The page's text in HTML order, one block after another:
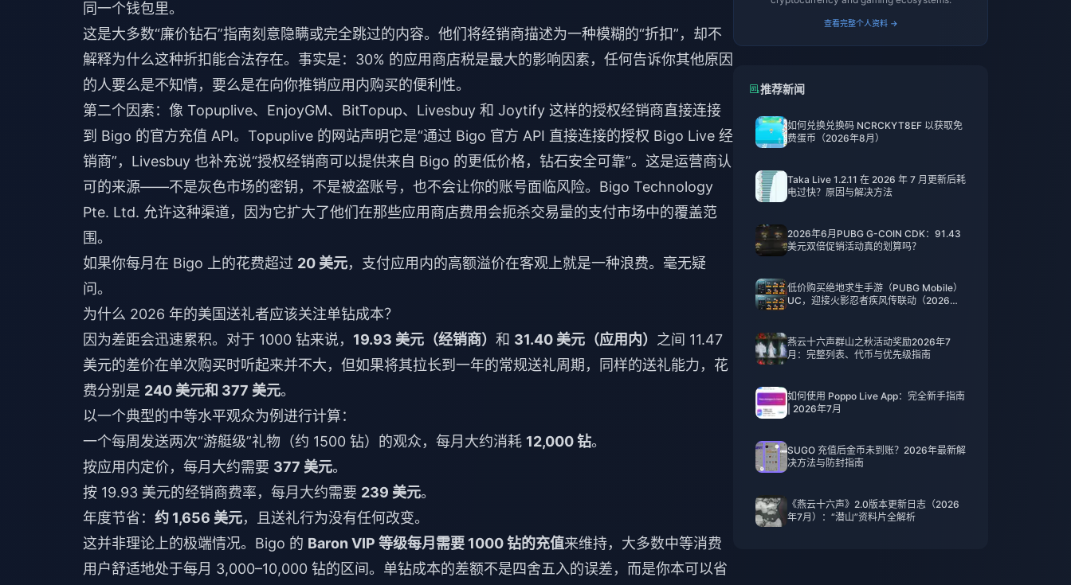
同一个钱包里。
这是大多数“廉价钻石”指南刻意隐瞒或完全跳过的内容。他们将经销商描述为一种模糊的“折扣”，却不
解释为什么这种折扣能合法存在。事实是：30% 的应用商店税是最大的影响因素，任何告诉你其他原因
的人要么是不知情，要么是在向你推销应用内购买的便利性。
第二个因素：像 Topuplive、EnjoyGM、BitTopup、Livesbuy 和 Joytify 这样的授权经销商直接连接
到 Bigo 的官方充值 API。Topuplive 的网站声明它是“通过 Bigo 官方 API 直接连接的授权 Bigo Live 经
销商”，Livesbuy 也补充说“授权经销商可以提供来自 Bigo 的更低价格，钻石安全可靠”。这是运营商认
可的来源——不是灰色市场的密钥，不是被盗账号，也不会让你的账号面临风险。Bigo Technology
Pte. Ltd. 允许这种渠道，因为它扩大了他们在那些应用商店费用会扼杀交易量的支付市场中的覆盖范
围。
如果你每月在 Bigo 上的花费超过 20 美元，支付应用内的高额溢价在客观上就是一种浪费。毫无疑
问。
为什么 2026 年的美国送礼者应该关注单钻成本？
因为差距会迅速累积。对于 1000 钻来说， 19.93 美元（经销商） 和 31.40 美元（应用内） 之间 11.47
美元的差价在单次购买时听起来并不大，但如果将其拉长到一年的常规送礼周期，同样的送礼能力，花
费分别是 240 美元和 377 美元。
以一个典型的中等水平观众为例进行计算：
一个每周发送两次“游艇级”礼物（约 1500 钻）的观众，每月大约消耗 12,000 钻。
按应用内定价，每月大约需要 377 美元。
按 19.93 美元的经销商费率，每月大约需要 239 美元。
年度节省： 约 1,656 美元，且送礼行为没有任何改变。
这并非理论上的极端情况。Bigo 的 Baron VIP 等级每月需要 1000 钻的充值来维持，大多数中等消费
用户舒适地处于每月 3,000–10,000 钻的区间。单钻成本的差额不是四舍五入的误差，而是你本可以省
查看完整个人资料 →
推荐新闻
如何兑换兑换码 NCRCKYT8EF 以获取免
费蛋币（2026年8月）
Taka Live 1.2.11 在 2026 年 7 月更新后耗
电过快？原因与解决方法
2026年6月PUBG G-COIN CDK：91.43
美元双倍促销活动真的划算吗？
低价购买绝地求生手游（PUBG Mobile）
UC，迎接火影忍者疾风传联动（2026年7
燕云十六声群山之秋活动奖励2026年7
月：完整列表、代币与优先级指南
如何使用 Poppo Live App：完全新手指南
| 2026年7月
SUGO 充值后金币未到账？2026年最新解
决方法与防封指南
《燕云十六声》2.0版本更新日志（2026
年7月）：“潜山”资料片全解析